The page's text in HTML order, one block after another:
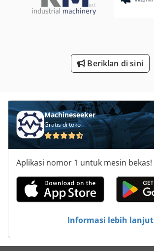
Mesin Es
Beriklan di sini
Machineseeker
Gratis di toko
Aplikasi nomor 1 untuk mesin bekas!
Informasi lebih lanjut